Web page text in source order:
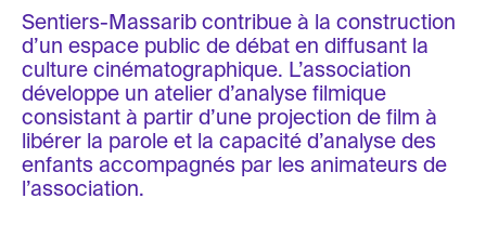
Sentiers-Massarib contribue à la construction
d’un espace public de débat en diffusant la
culture cinématographique. L’association
développe un atelier d’analyse filmique
consistant à partir d’une projection de film à
libérer la parole et la capacité d’analyse des
enfants accompagnés par les animateurs de
l’association.